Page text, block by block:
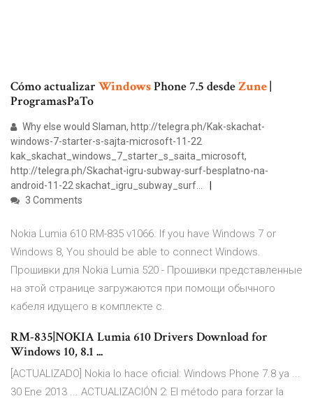
Cómo actualizar WindowsPhone 7.5 desdeZune|
ProgramasPaTo
Why else would Slaman, http://telegra.ph/Kak-skachat-
windows-7-starter-s-sajta-microsoft-11-22
kak_skachat_windows_7_starter_s_saita_microsoft,
http://telegra.ph/Skachat-igru-subway-surf-besplatno-na-
android-11-22 skachat_igru_subway_surf…
3 Comments
Nokia Lumia 610 RM-835 v1066. If you have Windows 7 or
Windows 8, You should be able to connect Windows.
Прошивки для Nokia Lumia 520 - Прошивки представленные
на этой странице загружаются при помощи обычного
кабеля идущего в комплекте с.
RM-835|NOKIA Lumia 610 Drivers Download for
Windows 10, 8.1 ...
[ACTUALIZADO] Nokia lo hace oficial: Windows Phone 7.8 ya ...
30 Ene 2013 ... ACTUALIZACIÓN 2: El método para forzar la